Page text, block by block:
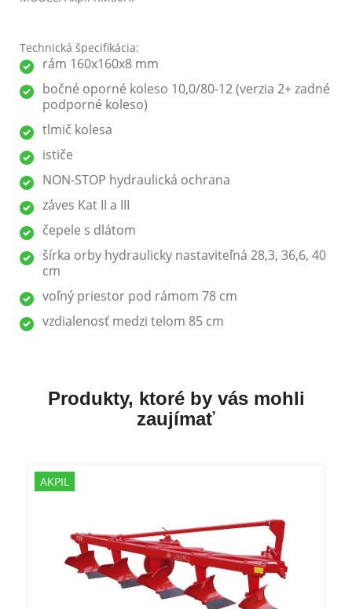
Technická špecifikácia:
rám 160x160x8 mm
bočné oporné koleso 10,0/80-12 (verzia 2+ zadné
podporné koleso)
tlmič kolesa
ističe
NON-STOP hydraulická ochrana
záves Kat II a III
čepele s dlátom
šírka orby hydraulicky nastaviteľná 28,3, 36,6, 40
cm
voľný priestor pod rámom 78 cm
vzdialenosť medzi telom 85 cm
Produkty, ktoré by vás mohli
zaujímať
AKPIL